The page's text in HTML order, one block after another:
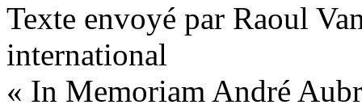
Texte envoyé par Raoul
international
« In Memoriam André